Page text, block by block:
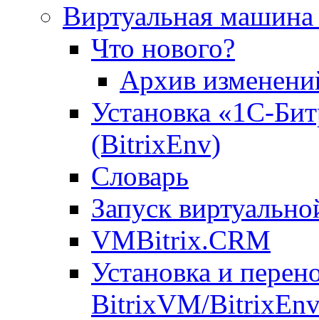
Виртуальная
Что нового?
Архив
Установка «1С-
(BitrixEnv)
Словарь
Запуск
VMBitrix.CRM
Установка и
BitrixVM/